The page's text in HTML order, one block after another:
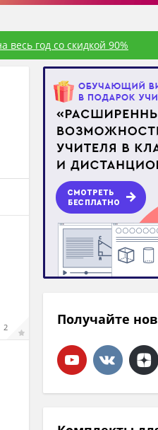
год со скидкой 90%
2 Получайте